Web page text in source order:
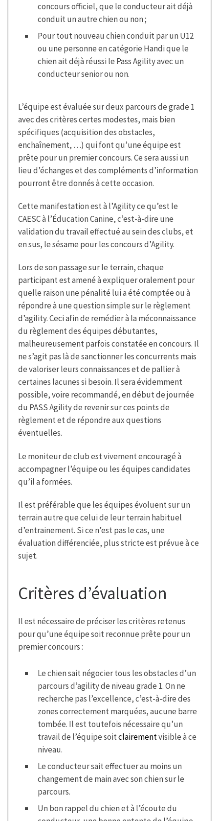
concours officiel, que le conducteur ait déjà
conduit un autre chien ou non ;
Pour tout nouveau chien conduit par un U12
ou une personne en catégorie Handi que le
chien ait déjà réussi le Pass Agility avec un
conducteur senior ou non.
L’équipe est évaluée sur deux parcours de grade 1
avec des critères certes modestes, mais bien
spécifiques (acquisition des obstacles,
enchaînement, …) qui font qu’une équipe est
prête pour un premier concours. Ce sera aussi un
lieu d’échanges et des compléments d’information
pourront être donnés à cette occasion.
Cette manifestation est à l’Agility ce qu’est le
CAESC à l’Éducation Canine, c’est-à-dire une
validation du travail effectué au sein des clubs, et
en sus, le sésame pour les concours d’Agility.
Lors de son passage sur le terrain, chaque
participant est amené à expliquer oralement pour
quelle raison une pénalité lui a été comptée ou à
répondre à une question simple sur le règlement
d’agility. Ceci afin de remédier à la méconnaissance
du règlement des équipes débutantes,
malheureusement parfois constatée en concours. Il
ne s’agit pas là de sanctionner les concurrents mais
de valoriser leurs connaissances et de pallier à
certaines lacunes si besoin. Il sera évidemment
possible, voire recommandé, en début de journée
du PASS Agility de revenir sur ces points de
règlement et de répondre aux questions
éventuelles.
Le moniteur de club est vivement encouragé à
accompagner l’équipe ou les équipes candidates
qu’il a formées.
Il est préférable que les équipes évoluent sur un
terrain autre que celui de leur terrain habituel
d’entrainement. Si ce n’est pas le cas, une
évaluation différenciée, plus stricte est prévue à ce
sujet.
Critères d’évaluation
Il est nécessaire de préciser les critères retenus
pour qu’une équipe soit reconnue prête pour un
premier concours :
Le chien sait négocier tous les obstacles d’un
parcours d’agility de niveau grade 1. On ne
recherche pas l’excellence, c’est-à-dire des
zones correctement marquées, aucune barre
tombée. Il est toutefois nécessaire qu’un
travail de l’équipe soitclairementvisible à ce
niveau.
Le conducteur sait effectuer au moins un
changement de main avec son chien sur le
parcours.
Un bon rappel du chien et à l’écoute du